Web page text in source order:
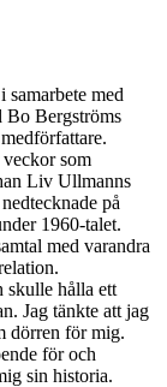
i samarbete med
Bo Bergströms
som
Liv Ullmanns
på
1960-talet.
med varandra
skulle hålla ett
Jag tänkte att jag
dörren för mig.
för och
sin historia.